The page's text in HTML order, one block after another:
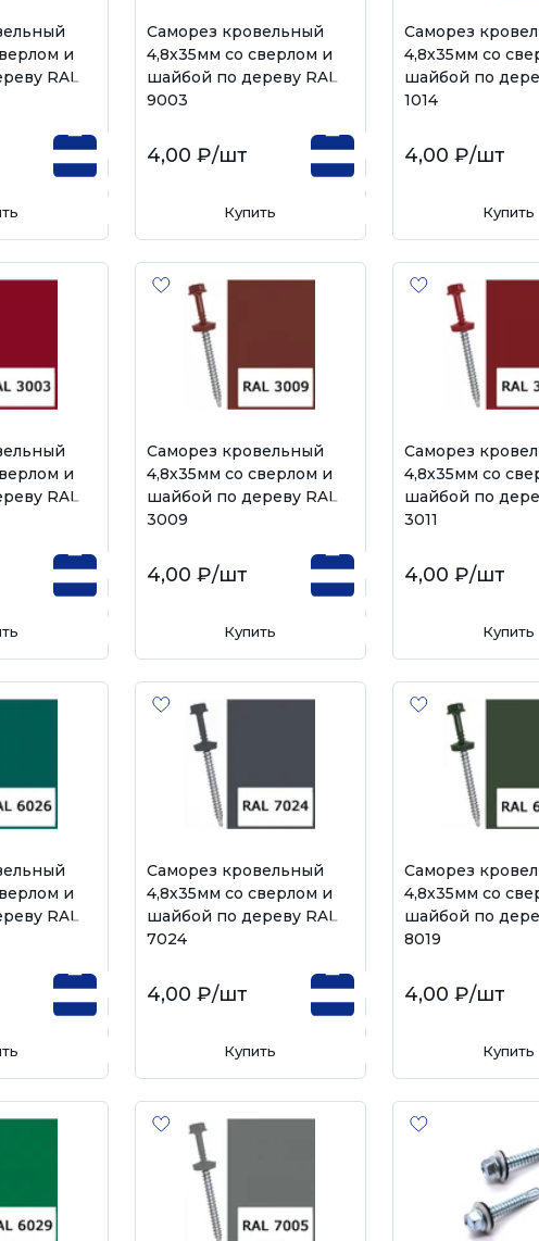
и
RAL
Саморез кровельный
4,8х35мм со сверлом и
шайбой по дереву RAL
9003
4,00 ₽/шт
Купить
Саморез
4,8х35мм со
шайбой по
1014
4,00 ₽/шт
Купить
и
RAL
Саморез кровельный
4,8х35мм со сверлом и
шайбой по дереву RAL
3009
4,00 ₽/шт
Купить
Саморез
4,8х35мм со
шайбой по
3011
4,00 ₽/шт
Купить
и
RAL
Саморез кровельный
4,8х35мм со сверлом и
шайбой по дереву RAL
7024
4,00 ₽/шт
Купить
Саморез
4,8х35мм со
шайбой по
8019
4,00 ₽/шт
Купить